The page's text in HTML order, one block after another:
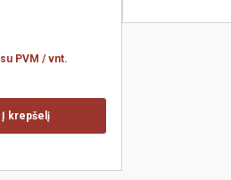
su PVM / vnt.
Į krepšelį